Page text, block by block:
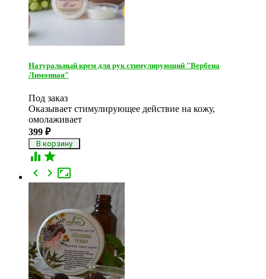
Натуральный крем для рук стимулирующий "Вербена
Лимонная"
Под заказ
Оказывает стимулирующее действие на кожу,
омолаживает
399 ₽
 

 